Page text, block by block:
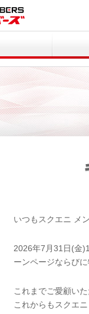
いつもスクエニ メ
2026年7月31日(金
ーンページならび
これまでご愛顧い
これからもスクエ